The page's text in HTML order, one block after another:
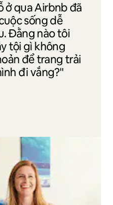
ở qua Airbnb đã
sống dễ
Đằng nào tôi
tội gì không
để trang trải
đi vắng?"